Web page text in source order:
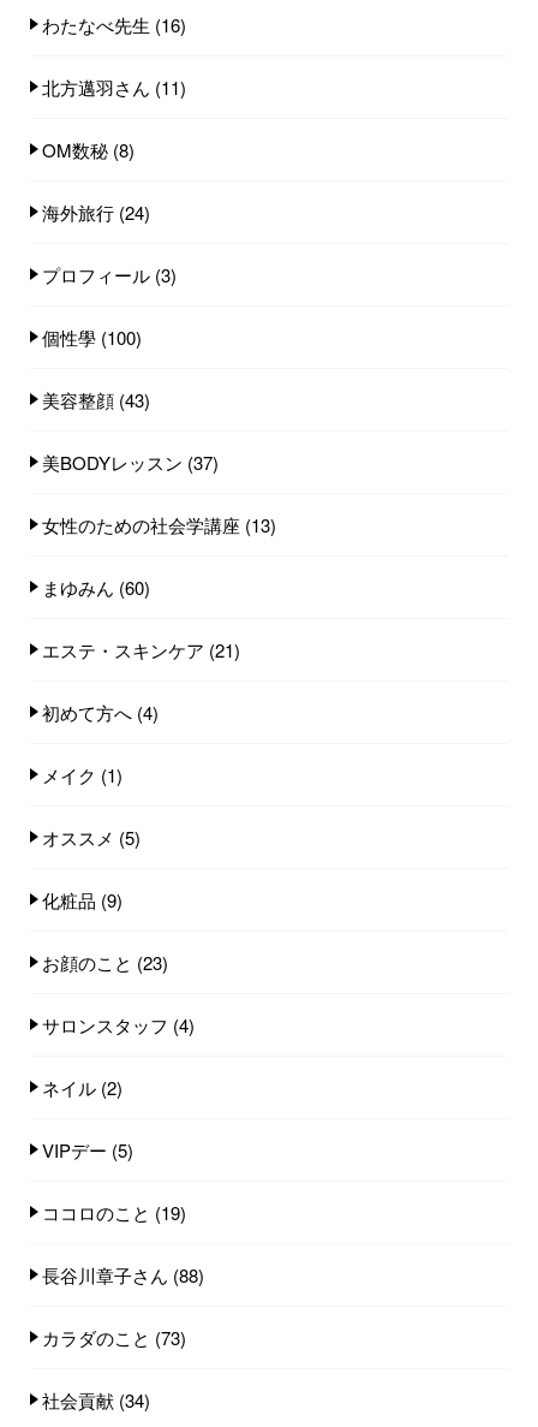
わたなべ先生 (16)
北方邁羽さん (11)
OM数秘 (8)
海外旅行 (24)
プロフィール (3)
個性學 (100)
美容整顔 (43)
美BODYレッスン (37)
女性のための社会学講座 (13)
まゆみん (60)
エステ・スキンケア (21)
初めて方へ (4)
メイク (1)
オススメ (5)
化粧品 (9)
お顔のこと (23)
サロンスタッフ (4)
ネイル (2)
VIPデー (5)
ココロのこと (19)
長谷川章子さん (88)
カラダのこと (73)
社会貢献 (34)